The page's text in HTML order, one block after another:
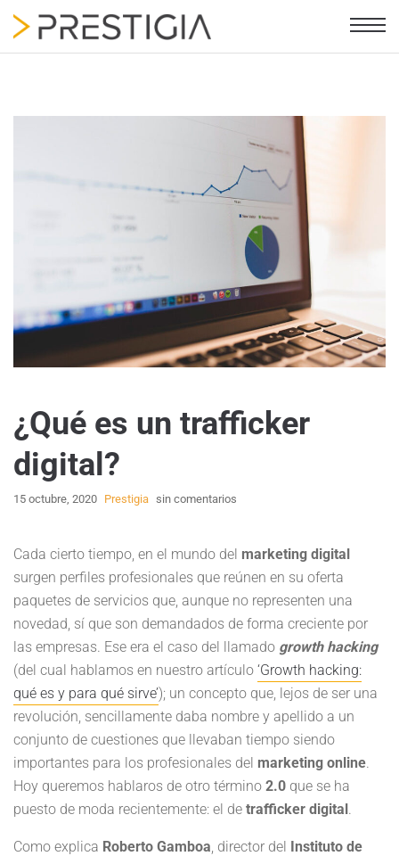
¿Qué es un trafficker
digital?
15 octubre, 2020 Prestigia sin comentarios
Cada cierto tiempo, en el mundo del marketing digital
surgen perfiles profesionales que reúnen en su oferta
paquetes de servicios que, aunque no representen una
novedad, sí que son demandados de forma creciente por
las empresas. Ese era el caso del llamado growth hacking
(del cual hablamos en nuestro artículo ‘Growth hacking:
qué es y para qué sirve’); un concepto que, lejos de ser una
revolución, sencillamente daba nombre y apellido a un
conjunto de cuestiones que llevaban tiempo siendo
importantes para los profesionales del marketing online.
Hoy queremos hablaros de otro término 2.0 que se ha
puesto de moda recientemente: el de trafficker digital.
Como explica Roberto Gamboa, director del Instituto de